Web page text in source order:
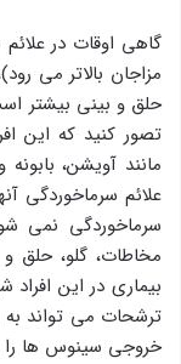
گاهی اوقات در
مزاجان بالاتر می
حلق و بینی بیشتر
تصور کنید که این
مانند آویشن، بابونه
علائم سرماخوردگی
سرماخوردگی نمی
مخاطات، گلو، حلق
بیماری در این
ترشحات می تواند به
خروجی سینوس ها را